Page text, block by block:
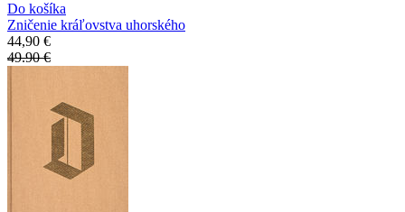
Do košíka
Zničenie kráľovstva uhorského
44,90 €
49.90 €